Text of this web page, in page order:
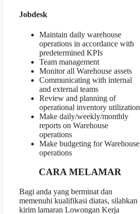
Jobdesk
Maintain daily warehouse
operations in accordance with
predetermined KPIs
Team management
Monitor all Warehouse assets
Communicating with internal
and external teams
Review and planning of
operational inventory utilization
Make daily/weekly/monthly
reports on Warehouse
operations
Make budgeting for Warehouse
operations
CARA MELAMAR
Bagi anda yang berminat dan
memenuhi kualifikasi diatas, silahkan
kirim lamaran Lowongan Kerja